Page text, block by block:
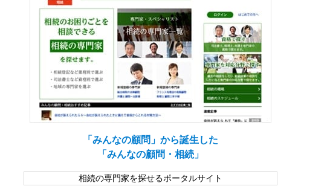
「みんなの顧問」から誕生した
「みんなの顧問・相続」
相続の専門家を探せるポータルサイト